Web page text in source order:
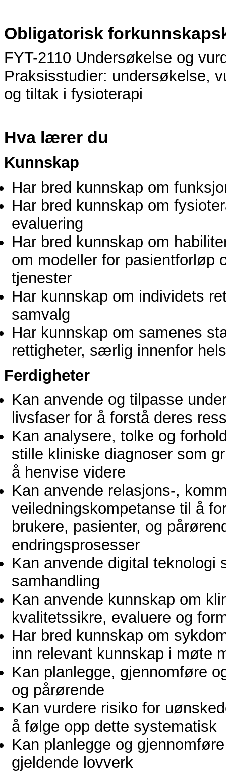
Obligatorisk
FYT-2110 Undersøkelse og
Praksisstudier: undersøkelse,
og tiltak i fysioterapi
Hva lærer du
Kunnskap
Har bred kunnskap om
Har bred kunnskap om
evaluering
Har bred kunnskap om
om modeller for pasientforløp
tjenester
Har kunnskap om individets
samvalg
Har kunnskap om samenes
rettigheter, særlig innenfor
Ferdigheter
Kan anvende og tilpasse
livsfaser for å forstå deres
Kan analysere, tolke og
stille kliniske diagnoser som
å henvise videre
Kan anvende relasjons-,
veiledningskompetanse til å
brukere, pasienter, og
endringsprosesser
Kan anvende digital teknologi
samhandling
Kan anvende kunnskap om
kvalitetssikre, evaluere og
Har bred kunnskap om
inn relevant kunnskap i møte
Kan planlegge, gjennomføre
og pårørende
Kan vurdere risiko for
å følge opp dette systematisk
Kan planlegge og
gjeldende lovverk